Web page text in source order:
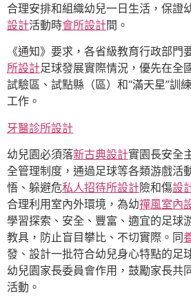
合理安排和組織幼兒一日生活，保證
設計活動時會所設計間。
《通知》要求，各省級教育行政部門
所設計足球發展實際情況，優先在全
試驗區、試點縣（區）和“滿天星”訓
工作。
牙醫診所設計
幼兒園必須落新古典設計實園長安全
全管理制度，通過足球等各類游戲活
悟、躲避危私人招待所設計險和傷設
合理利用室內外環境，為幼禪風室內
學習探索、安全、豐富、適宜的足球
教具，防止盲目攀比、不切實際。同
發、設計一批符合幼兒身心特點的足
幼兒園家長委員會作用，鼓勵家長共
活動。